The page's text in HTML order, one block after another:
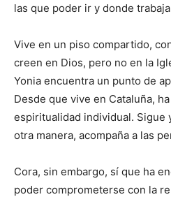
las que poder ir y donde
Vive en un piso compartido,
creen en Dios, pero no en la
Yonia encuentra un punto de
Desde que vive en Cataluña,
espiritualidad individual. Sigue
otra manera, acompaña a las
Cora, sin embargo, sí que ha
poder comprometerse con la